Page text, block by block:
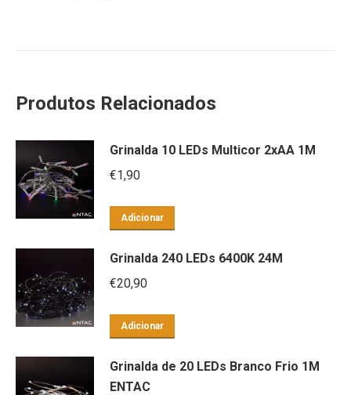
Produtos Relacionados
Grinalda 10 LEDs Multicor 2xAA 1M
€1,90
Adicionar
Grinalda 240 LEDs 6400K 24M
€20,90
Adicionar
Grinalda de 20 LEDs Branco Frio 1M
ENTAC